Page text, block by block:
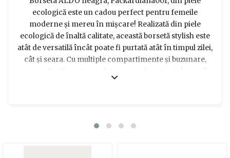
ecologică este un cadou perfect pentru femeile
moderne și mereu în mișcare! Realizată din piele
ecologică de înaltă calitate, această borsetă stylish este
atât de versatilă încât poate fi purtată atât în timpul zilei,
cât și seara. Cu multiple compartimente și buzunare,
este perfectă pentru a păstra organizate toate lucrurile
pentru a-ți răsfăța propria persoană, această borsetă